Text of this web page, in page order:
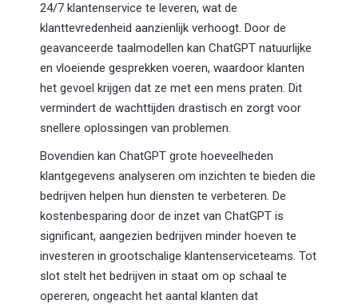
24/7 klantenservice te leveren, wat de
klanttevredenheid aanzienlijk verhoogt. Door de
geavanceerde taalmodellen kan ChatGPT natuurlijke
en vloeiende gesprekken voeren, waardoor klanten
het gevoel krijgen dat ze met een mens praten. Dit
vermindert de wachttijden drastisch en zorgt voor
snellere oplossingen van problemen.
Bovendien kan ChatGPT grote hoeveelheden
klantgegevens analyseren om inzichten te bieden die
bedrijven helpen hun diensten te verbeteren. De
kostenbesparing door de inzet van ChatGPT is
significant, aangezien bedrijven minder hoeven te
investeren in grootschalige klantenserviceteams. Tot
slot stelt het bedrijven in staat om op schaal te
opereren, ongeacht het aantal klanten dat